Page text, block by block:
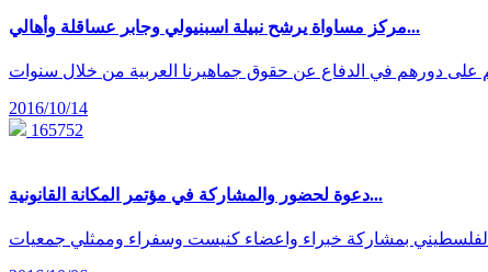
مركز مساواة يرشح نبيلة اسبنيولي وجابر عساقلة وأهالي...
2016/10/14
165752
دعوة لحضور والمشاركة في مؤتمر المكانة القانونية...